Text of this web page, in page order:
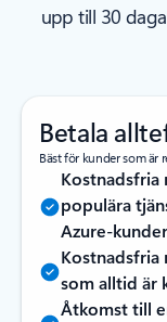
upp till 30
Betala
Bäst för kunder som är
populära
Azure-
som alltid är
Åtkomst till